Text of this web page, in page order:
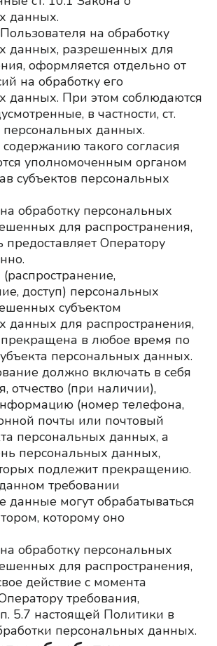
данных.
на обработку
данных, разрешенных для
оформляется отдельно от
на обработку его
данных. При этом соблюдаются
в частности, ст.
персональных данных.
такого согласия
уполномоченным органом
субъектов персональных
обработку персональных
для распространения,
предоставляет Оператору
доступ) персональных
субъектом
данных для распространения,
в любое время по
персональных данных.
должно включать в себя
отчество (при наличии),
(номер телефона,
почты или почтовый
персональных данных, а
персональных данных,
подлежит прекращению.
требовании
данные могут обрабатываться
которому оно
обработку персональных
для распространения,
действие с момента
требования,
5.7 настоящей Политики в
персональных данных.